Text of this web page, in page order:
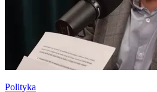
Polityka